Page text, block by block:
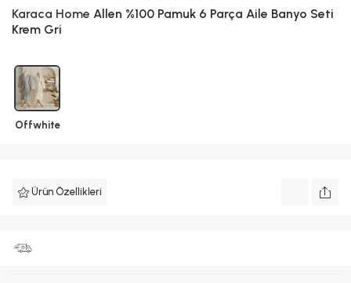
Karaca Home Allen %100 Pamuk 6 Parça Aile Banyo Seti
Krem Gri
Offwhite
Ürün Özellikleri